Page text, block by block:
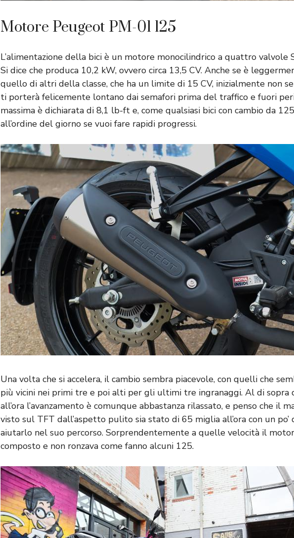
Motore Peugeot PM-01 125
L’alimentazione della bici è un motore monocilindrico a quattro valvole
Si dice che produca 10,2 kW, ovvero circa 13,5 CV. Anche se è
quello di altri della classe, che ha un limite di 15 CV, inizialmente non
ti porterà felicemente lontano dai semafori prima del traffico e fuori
massima è dichiarata di 8,1 lb-ft e, come qualsiasi bici con cambio da
all’ordine del giorno se vuoi fare rapidi progressi.
Una volta che si accelera, il cambio sembra piacevole, con quelli che
più vicini nei primi tre e poi alti per gli ultimi tre ingranaggi. Al di sopra
all’ora l’avanzamento è comunque abbastanza rilassato, e penso che il
visto sul TFT dall’aspetto pulito sia stato di 65 miglia all’ora con un po’
aiutarlo nel suo percorso. Sorprendentemente a quelle velocità il
composto e non ronzava come fanno alcuni 125.